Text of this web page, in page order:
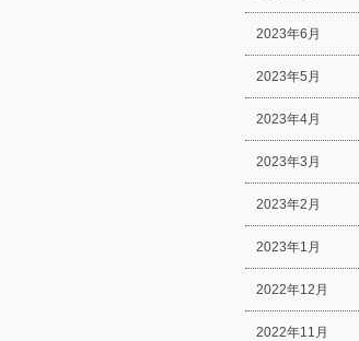
2023年6月
2023年5月
2023年4月
2023年3月
2023年2月
2023年1月
2022年12月
2022年11月